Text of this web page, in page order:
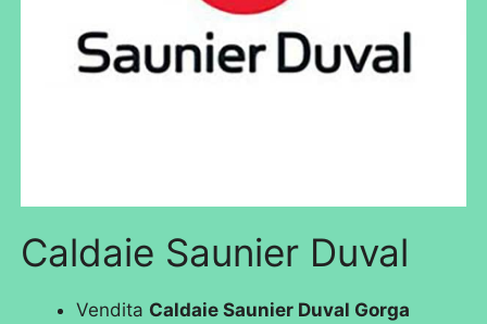
Caldaie Saunier Duval
Vendita Caldaie Saunier Duval Gorga